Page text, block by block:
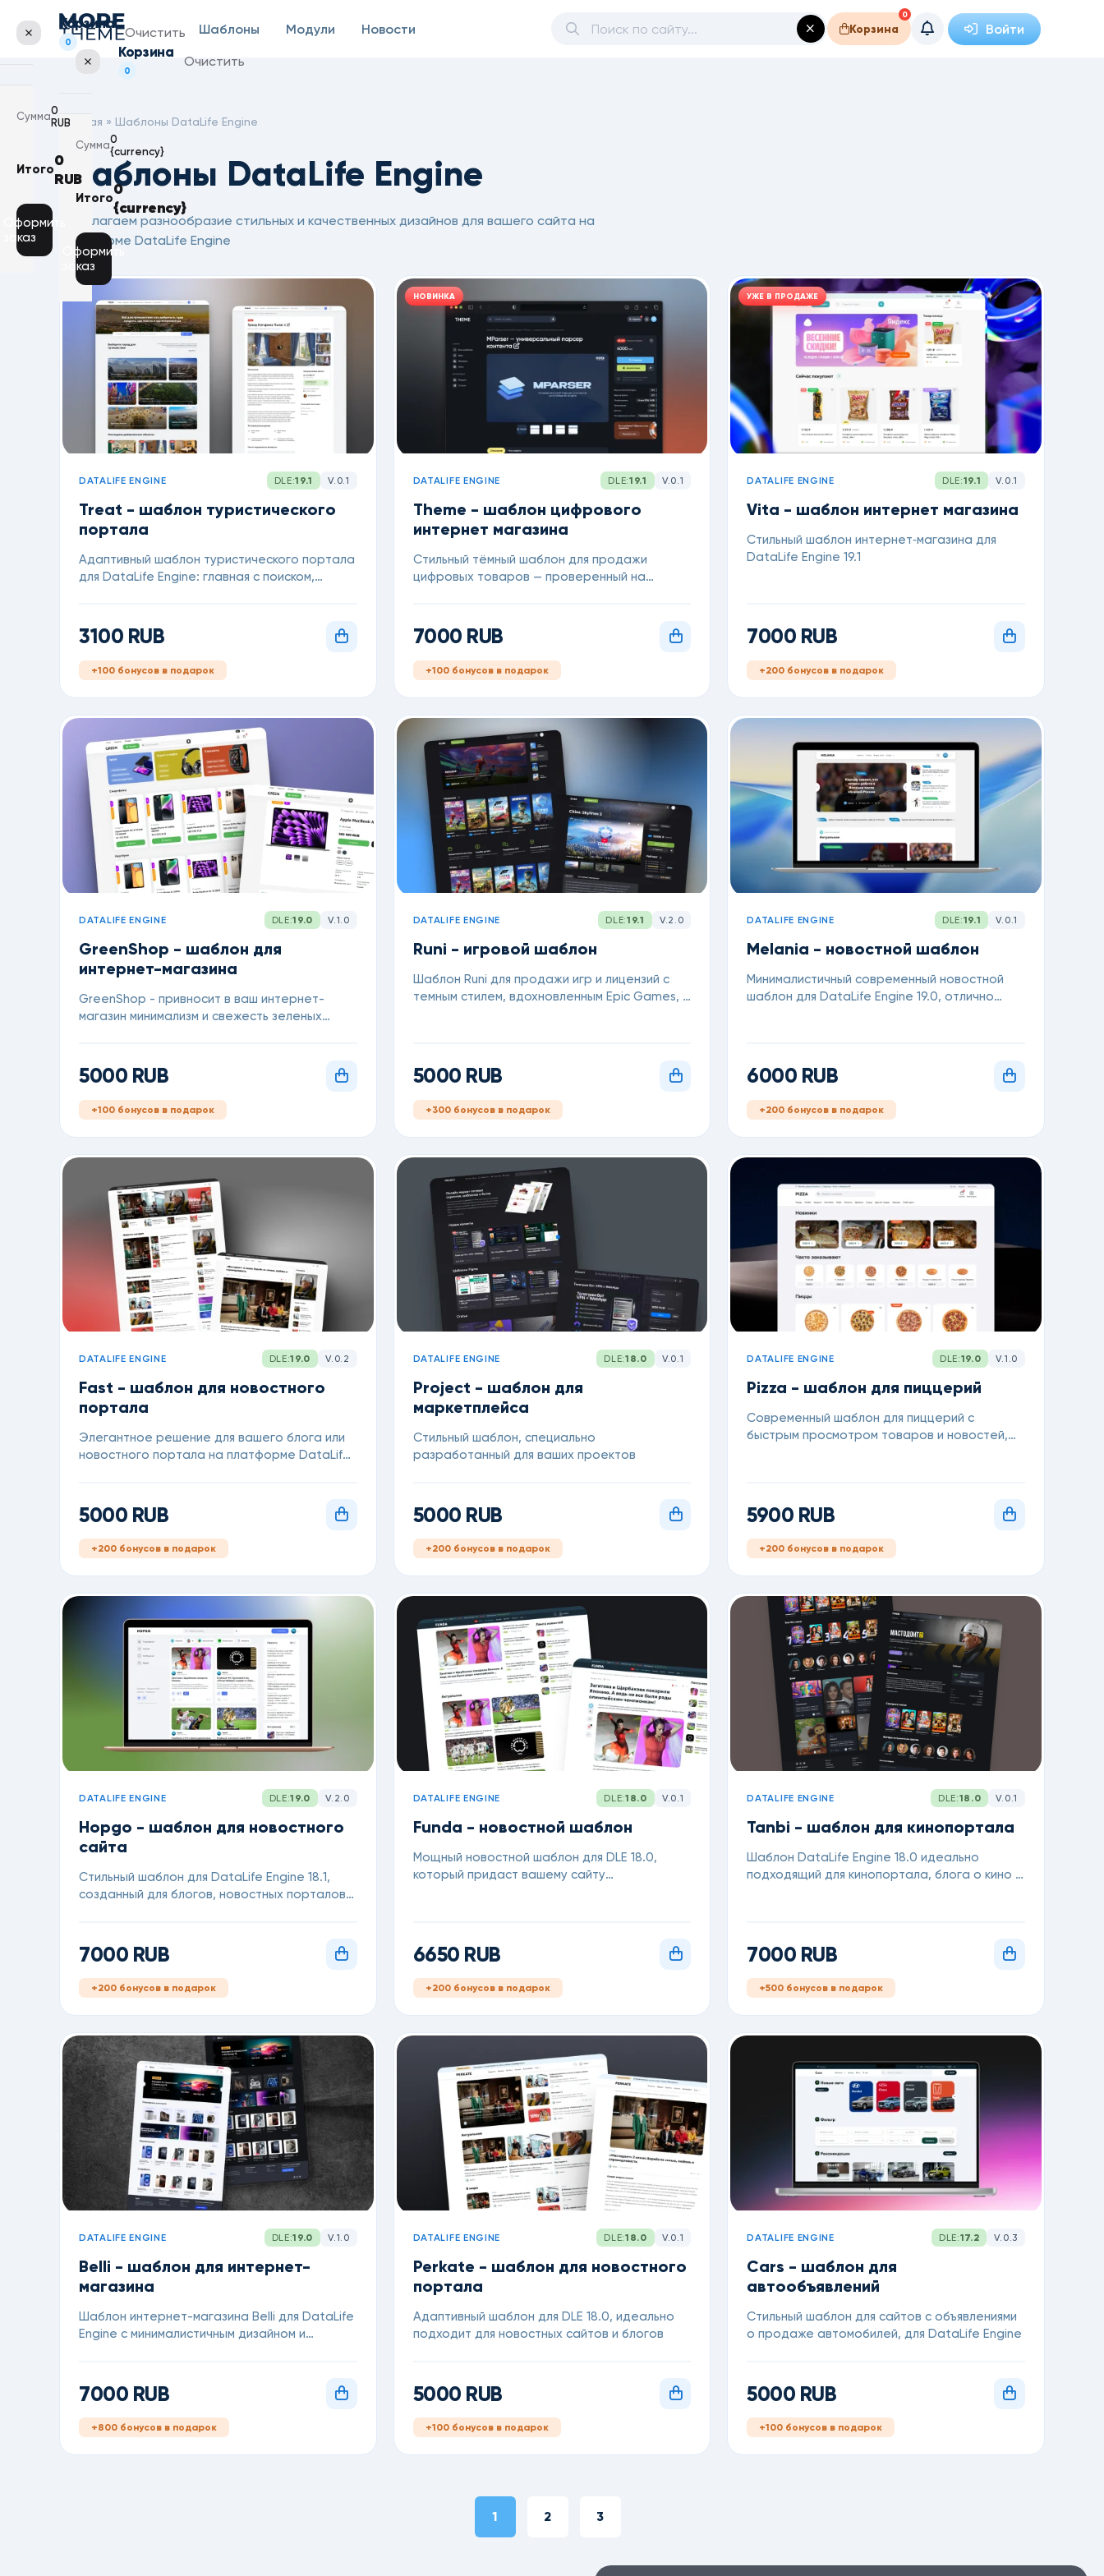
Корзина
0
Очистить
Корзина
Сумма0
RUB
Итого0
RUB
Оформить
заказ
Шаблоны Модули Новости
0
Корзина
Корзина
0
Очистить
Корзина
пуста
Сумма0
{currency}
Итого0
{currency}
Оформить
заказ
Войти
Главная » Шаблоны DataLife Engine
Шаблоны DataLife Engine
Предлагаем разнообразие стильных и качественных дизайнов для вашего сайта на
платформе DataLife Engine
DATALIFE ENGINE DLE:19.1 V.0.1
Treat - шаблон туристического
портала
Адаптивный шаблон туристического портала
для DataLife Engine: главная с поиском,
контактами, FAQ и отзывами
3100 RUB
+100 бонусов в подарок
НОВИНКА
DATALIFE ENGINE DLE:19.1 V.0.1
Theme - шаблон цифрового
интернет магазина
Стильный тёмный шаблон для продажи
цифровых товаров — проверенный на
встроены: остаётся только подключить
модули и начать зарабатывать, для DataLife
Engine 19.1
7000 RUB
+100 бонусов в подарок
УЖЕ В ПРОДАЖЕ
DATALIFE ENGINE DLE:19.1 V.0.1
Vita - шаблон интернет магазина
Стильный шаблон интернет‑магазина для
DataLife Engine 19.1
7000 RUB
+200 бонусов в подарок
DATALIFE ENGINE DLE:19.0 V.1.0
GreenShop - шаблон для
интернет-магазина
GreenShop - привносит в ваш интернет-
магазин минимализм и свежесть зеленых
5000 RUB
+100 бонусов в подарок
DATALIFE ENGINE DLE:19.1 V.2.0
Runi - игровой шаблон
Шаблон Runi для продажи игр и лицензий с
темным стилем, вдохновленным Epic Games, и
5000 RUB
+300 бонусов в подарок
DATALIFE ENGINE DLE:19.1 V.0.1
Melania - новостной шаблон
Минималистичный современный новостной
шаблон для DataLife Engine 19.0, отлично
6000 RUB
+200 бонусов в подарок
DATALIFE ENGINE DLE:19.0 V.0.2
Fast - шаблон для новостного
портала
Элегантное решение для вашего блога или
новостного портала на платформе DataLife
5000 RUB
+200 бонусов в подарок
DATALIFE ENGINE DLE:18.0 V.0.1
Project - шаблон для
маркетплейса
Cтильный шаблон, специально
разработанный для ваших проектов
5000 RUB
+200 бонусов в подарок
DATALIFE ENGINE DLE:19.0 V.1.0
Pizza - шаблон для пиццерий
Современный шаблон для пиццерий с
быстрым просмотром товаров и новостей,
5900 RUB
+200 бонусов в подарок
DATALIFE ENGINE DLE:19.0 V.2.0
Hopgo - шаблон для новостного
сайта
Стильный шаблон для DataLife Engine 18.1,
созданный для блогов, новостных порталов и
7000 RUB
+200 бонусов в подарок
DATALIFE ENGINE DLE:18.0 V.0.1
Funda - новостной шаблон
Мощный новостной шаблон для DLE 18.0,
который придаст вашему сайту
6650 RUB
+200 бонусов в подарок
DATALIFE ENGINE DLE:18.0 V.0.1
Tanbi - шаблон для кинопортала
Шаблон DataLife Engine 18.0 идеально
подходящий для кинопортала, блога о кино и
7000 RUB
+500 бонусов в подарок
DATALIFE ENGINE DLE:19.0 V.1.0
Belli - шаблон для интернет-
магазина
Шаблон интернет-магазина Belli для DataLife
Engine с минималистичным дизайном и
7000 RUB
+800 бонусов в подарок
DATALIFE ENGINE DLE:18.0 V.0.1
Perkate - шаблон для новостного
портала
Адаптивный шаблон для DLE 18.0, идеально
подходит для новостных сайтов и блогов
5000 RUB
+100 бонусов в подарок
DATALIFE ENGINE DLE:17.2 V.0.3
Cars - шаблон для
автообъявлений
Стильный шаблон для сайтов с объявлениями
о продаже автомобилей, для DataLife Engine
5000 RUB
+100 бонусов в подарок
1 2 3